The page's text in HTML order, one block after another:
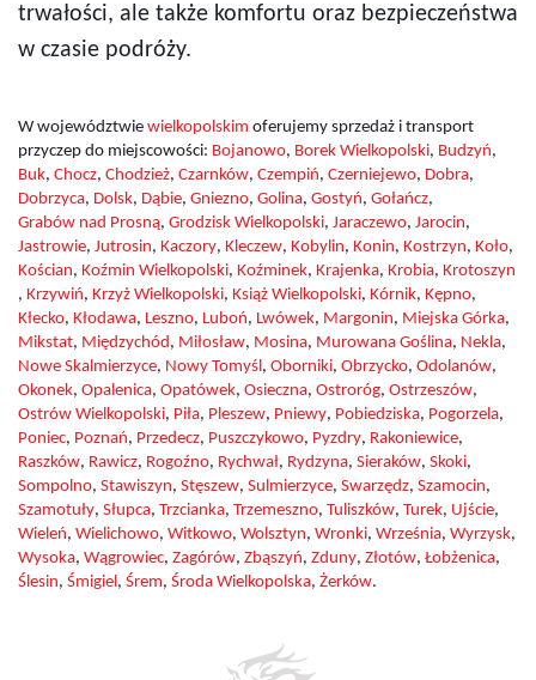
trwałości, ale także komfortu oraz bezpieczeństwa
w czasie podróży.
W województwie wielkopolskim oferujemy sprzedaż i transport
przyczep do miejscowości: Bojanowo, Borek Wielkopolski, Budzyń,
Buk, Chocz, Chodzież, Czarnków, Czempiń, Czerniejewo, Dobra,
Dobrzyca, Dolsk, Dąbie, Gniezno, Golina, Gostyń, Gołańcz,
Grabów nad Prosną, Grodzisk Wielkopolski, Jaraczewo, Jarocin,
Jastrowie, Jutrosin, Kaczory, Kleczew, Kobylin, Konin, Kostrzyn, Koło,
Kościan, Koźmin Wielkopolski, Koźminek, Krajenka, Krobia, Krotoszyn
, Krzywiń, Krzyż Wielkopolski, Książ Wielkopolski, Kórnik, Kępno,
Kłecko, Kłodawa, Leszno, Luboń, Lwówek, Margonin, Miejska Górka,
Mikstat, Międzychód , Miłosław, Mosina, Murowana Goślina, Nekla,
Nowe Skalmierzyce, Nowy Tomyśl , Oborniki, Obrzycko, Odolanów,
Okonek, Opalenica, Opatówek, Osieczna, Ostroróg, Ostrzeszów,
Ostrów Wielkopolski, Piła, Pleszew, Pniewy, Pobiedziska, Pogorzela,
Poniec, Poznań, Przedecz, Puszczykowo, Pyzdry, Rakoniewice,
Raszków, Rawicz, Rogoźno, Rychwał, Rydzyna, Sieraków, Skoki,
Sompolno, Stawiszyn, Stęszew, Sulmierzyce, Swarzędz, Szamocin,
Szamotuły, Słupca, Trzcianka, Trzemeszno, Tuliszków, Turek, Ujście,
Wieleń, Wielichowo, Witkowo, Wolsztyn, Wronki, Września, Wyrzysk,
Wysoka, Wągrowiec, Zagórów, Zbąszyń, Zduny, Złotów, Łobżenica,
Ślesin, Śmigiel , Śrem, Środa Wielkopolska, Żerków.